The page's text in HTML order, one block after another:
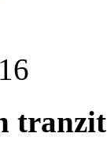
tranzit